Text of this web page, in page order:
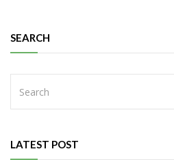
SEARCH
LATEST POST